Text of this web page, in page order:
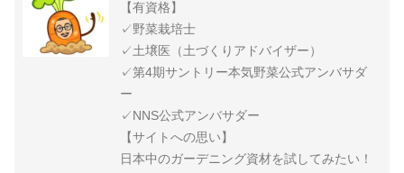
【有資格】
✓野菜栽培士
✓土壌医（土づくりアドバイザー）
✓第4期サントリー本気野菜公式アンバサダ
ー
✓NNS公式アンバサダー
【サイトへの思い】
日本中のガーデニング資材を試してみたい！